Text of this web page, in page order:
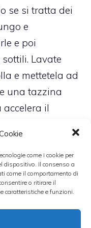
come i cookie per
dispositivo. Il consenso a
come il comportamento di
o ritirare il
caratteristiche e funzioni.
se si tratta dei
e
e poi
Lavate
e mettetela ad
una tazzina
accelera il
etto di uva
deve colorare
con la
di sale e